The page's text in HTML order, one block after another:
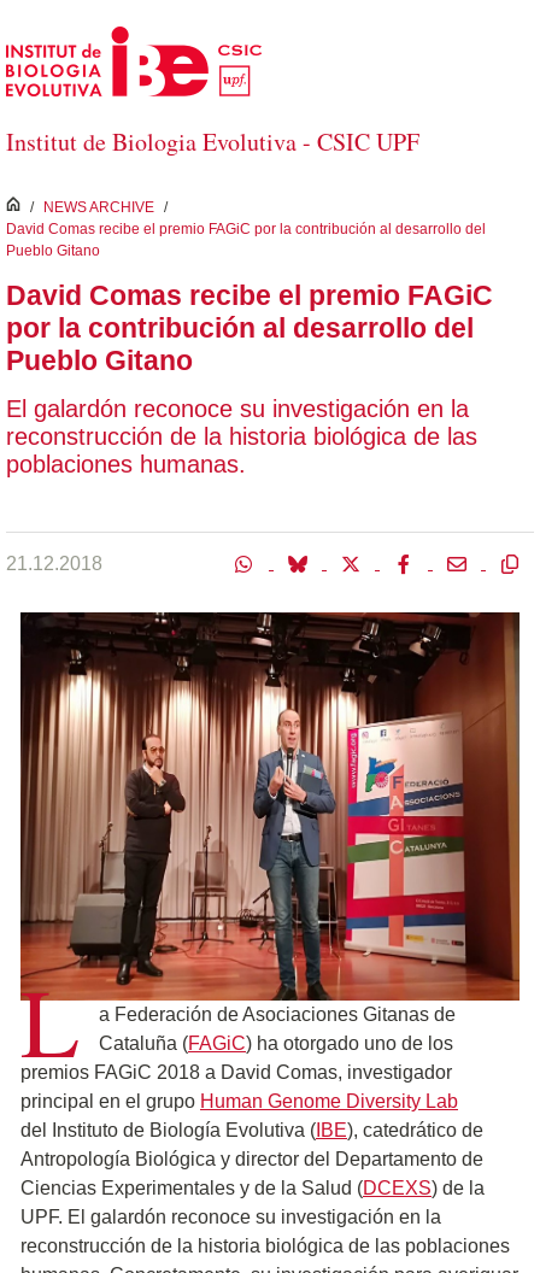
Skip to Main Content
Institut de Biologia Evolutiva - CSIC UPF
inici
/ NEWS ARCHIVE /
David Comas recibe el premio FAGiC por la contribución al desarrollo del
Pueblo Gitano
David Comas recibe el premio FAGiC
por la contribución al desarrollo del
Pueblo Gitano
El galardón reconoce su investigación en la
reconstrucción de la historia biológica de las
poblaciones humanas.
21.12.2018
L
a Federación de Asociaciones Gitanas de
Cataluña (FAGiC) ha otorgado uno de los
premios FAGiC 2018 a David Comas, investigador
principal en el grupo Human Genome Diversity Lab
del
Instituto de Biología Evolutiva ( IBE), catedrático de
Antropología Biológica y director del Departamento de
Ciencias Experimentales y de la Salud (DCEXS) de la
UPF. El galardón reconoce su investigación en la
reconstrucción de la historia biológica de las poblaciones